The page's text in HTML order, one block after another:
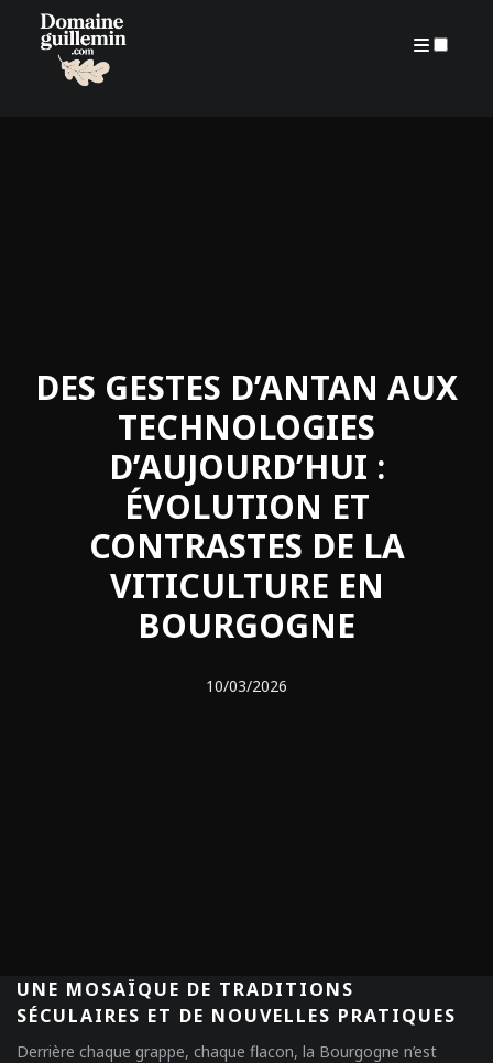
DES GESTES D’ANTAN AUX
TECHNOLOGIES
D’AUJOURD’HUI :
ÉVOLUTION ET
CONTRASTES DE LA
VITICULTURE EN
BOURGOGNE
10/03/2026
UNE MOSAÏQUE DE TRADITIONS
SÉCULAIRES ET DE NOUVELLES PRATIQUES
Derrière chaque grappe, chaque flacon, la Bourgogne n’est